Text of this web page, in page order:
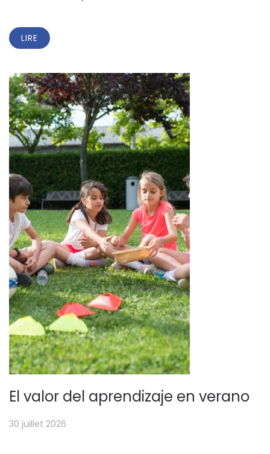
LIRE
El valor del aprendizaje en verano
30 juillet 2026